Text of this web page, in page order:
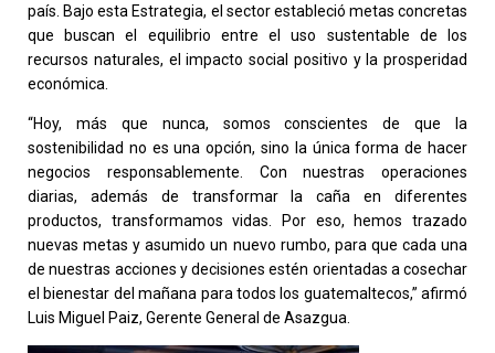
país. Bajo esta Estrategia, el sector estableció metas concretas
que buscan el equilibrio entre el uso sustentable de los
recursos naturales, el impacto social positivo y la prosperidad
económica.
“Hoy, más que nunca, somos conscientes de que la
sostenibilidad no es una opción, sino la única forma de hacer
negocios responsablemente. Con nuestras operaciones
diarias, además de transformar la caña en diferentes
productos, transformamos vidas. Por eso, hemos trazado
nuevas metas y asumido un nuevo rumbo, para que cada una
de nuestras acciones y decisiones estén orientadas a cosechar
el bienestar del mañana para todos los guatemaltecos,” afirmó
Luis Miguel Paiz, Gerente General de Asazgua.